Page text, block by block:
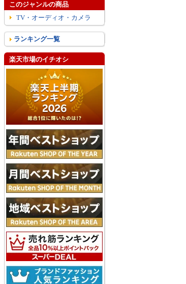
このジャンルの商品
TV・オーディオ・カメラ
ランキング一覧
楽天市場のイチオシ